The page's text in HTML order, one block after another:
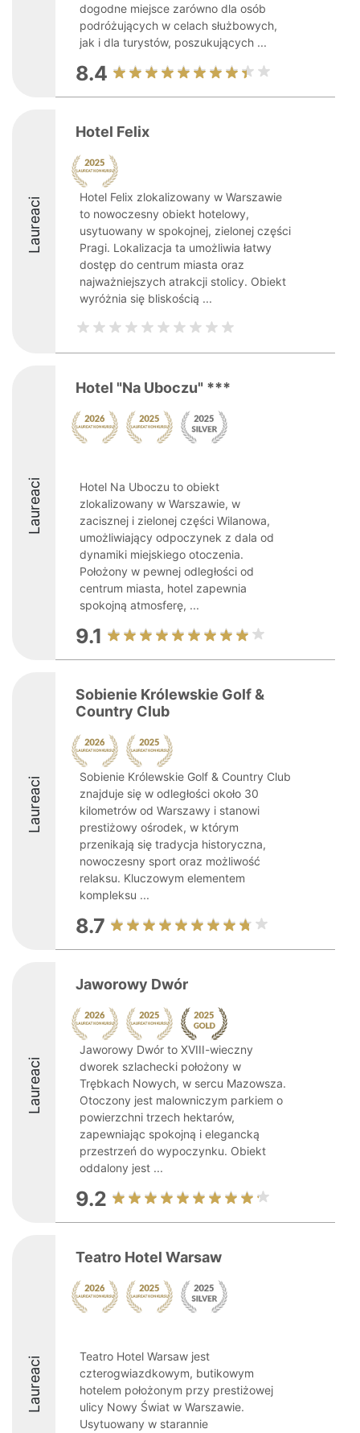
dogodne miejsce zarówno dla osób
podróżujących w celach służbowych,
jak i dla turystów, poszukujących ...
8.4
Laureaci
Hotel Felix
Hotel Felix zlokalizowany w Warszawie
to nowoczesny obiekt hotelowy,
usytuowany w spokojnej, zielonej części
Pragi. Lokalizacja ta umożliwia łatwy
dostęp do centrum miasta oraz
najważniejszych atrakcji stolicy. Obiekt
wyróżnia się bliskością ...
Laureaci
Hotel "Na Uboczu" ***
Hotel Na Uboczu to obiekt
zlokalizowany w Warszawie, w
zacisznej i zielonej części Wilanowa,
umożliwiający odpoczynek z dala od
dynamiki miejskiego otoczenia.
Położony w pewnej odległości od
centrum miasta, hotel zapewnia
spokojną atmosferę, ...
9.1
Laureaci
Sobienie Królewskie Golf &
Country Club
Sobienie Królewskie Golf & Country Club
znajduje się w odległości około 30
kilometrów od Warszawy i stanowi
prestiżowy ośrodek, w którym
przenikają się tradycja historyczna,
nowoczesny sport oraz możliwość
relaksu. Kluczowym elementem
kompleksu ...
8.7
Laureaci
Jaworowy Dwór
Jaworowy Dwór to XVIII-wieczny
dworek szlachecki położony w
Trębkach Nowych, w sercu Mazowsza.
Otoczony jest malowniczym parkiem o
powierzchni trzech hektarów,
zapewniając spokojną i elegancką
przestrzeń do wypoczynku. Obiekt
oddalony jest ...
9.2
Laureaci
Teatro Hotel Warsaw
Teatro Hotel Warsaw jest
czterogwiazdkowym, butikowym
hotelem położonym przy prestiżowej
ulicy Nowy Świat w Warszawie.
Usytuowany w starannie